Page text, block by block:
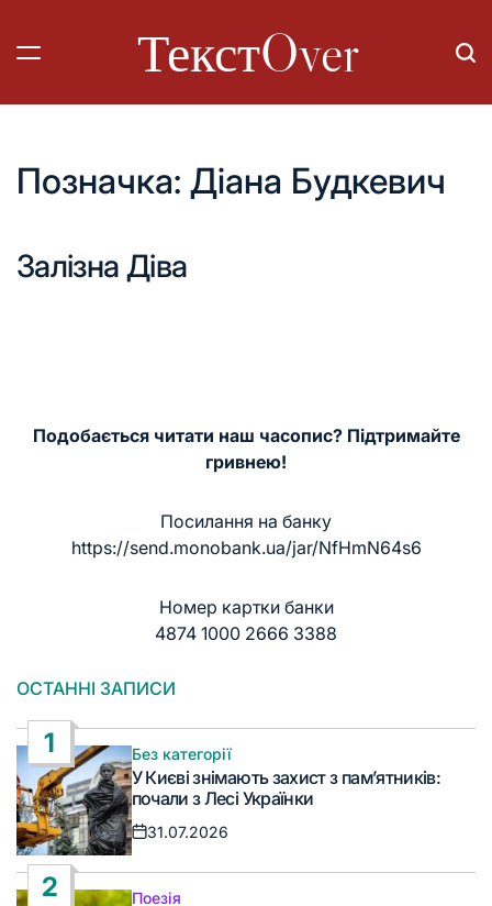
вмісту
ТекстOver
Позначка: Діана Будкевич
Залізна Діва
Подобається читати наш часопис? Підтримайте
гривнею!
Посилання на банку
https://send.monobank.ua/jar/NfHmN64s6
Номер картки банки
4874 1000 2666 3388
ОСТАННІ ЗАПИСИ
1
Опублікувати
у
Без категорії
У Києві знімають захист з пам’ятників:
почали з Лесі Українки
Дата
31.07.2026
2 Поезія